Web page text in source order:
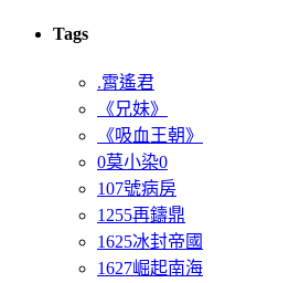
Tags
.霄遙君
《兄妹》
《吸血王朝》
0莫小染0
107號病房
1255再鑄鼎
1625冰封帝國
1627崛起南海